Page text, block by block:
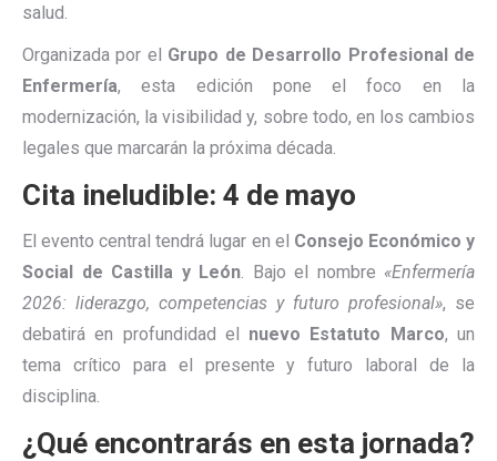
salud.
Organizada por el Grupo de Desarrollo Profesional de
Enfermería, esta edición pone el foco en la
modernización, la visibilidad y, sobre todo, en los cambios
legales que marcarán la próxima década.
Cita ineludible: 4 de mayo
El evento central tendrá lugar en el Consejo Económico y
Social de Castilla y León. Bajo el nombre «Enfermería
2026: liderazgo, competencias y futuro profesional», se
debatirá en profundidad el nuevo Estatuto Marco, un
tema crítico para el presente y futuro laboral de la
disciplina.
¿Qué encontrarás en esta jornada?